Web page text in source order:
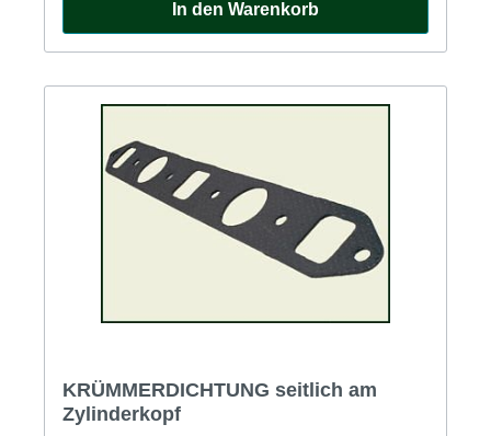
In den Warenkorb
KRÜMMERDICHTUNG seitlich am
Zylinderkopf